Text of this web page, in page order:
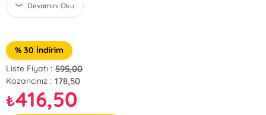
Devamını Oku
% 30 İndirim
Liste Fiyatı : 595,00
Kazancınız : 178,50
₺416,50